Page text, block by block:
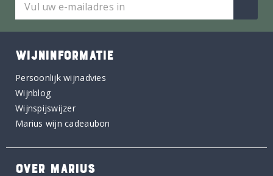
WIJNINFORMATIE
Persoonlijk wijnadvies
Wijnblog
Wijnspijswijzer
Marius wijn cadeaubon
OVER MARIUS